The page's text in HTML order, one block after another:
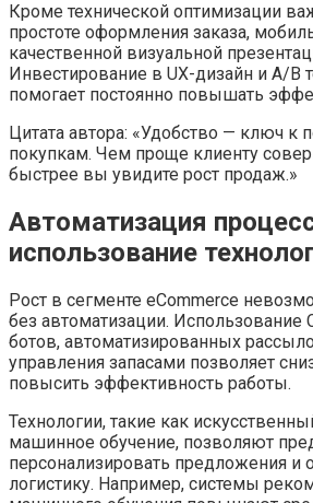
Кроме технической оптимизации
простоте оформления заказа,
качественной визуальной
Инвестирование в UX-дизайн и A/B
помогает постоянно повышать
Цитата автора: «Удобство — ключ к
покупкам. Чем проще клиенту
быстрее вы увидите рост продаж.»
Автоматизация
использование
Рост в сегменте eCommerce
без автоматизации. Использование
ботов, автоматизированных
управления запасами позволяет
повысить эффективность работы.
Технологии, такие как
машинное обучение, позволяют
персонализировать предложения и
логистику. Например, системы